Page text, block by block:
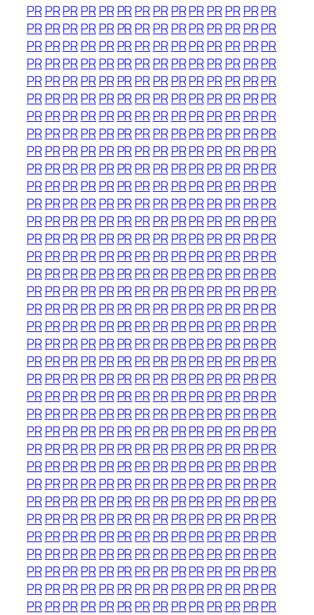
PRPRPRPRPR PRPRPRPRPRPRPR PRPR
PRPRPRPRPR PRPRPRPRPRPRPR PRPR
PRPRPRPRPR PRPRPRPRPRPRPR PRPR
PRPRPRPRPR PRPRPRPRPRPRPR PRPR
PRPRPRPRPR PRPRPRPRPRPRPR PRPR
PRPRPRPRPR PRPRPRPRPRPRPR PRPR
PRPRPRPRPR PRPRPRPRPRPRPR PRPR
PRPRPRPRPR PRPRPRPRPRPRPR PRPR
PRPRPRPRPR PRPRPRPRPRPRPR PRPR
PRPRPRPRPR PRPRPRPRPRPRPR PRPR
PRPRPRPRPR PRPRPRPRPRPRPR PRPR
PRPRPRPRPR PRPRPRPRPRPRPR PRPR
PRPRPRPRPR PRPRPRPRPRPRPR PRPR
PRPRPRPRPR PRPRPRPRPRPRPR PRPR
PRPRPRPRPR PRPRPRPRPRPRPR PRPR
PRPRPRPRPR PRPRPRPRPRPRPR PRPR
PRPRPRPRPR PRPRPRPRPRPRPR PRPR
PRPRPRPRPR PRPRPRPRPRPRPR PRPR
PRPRPRPRPR PRPRPRPRPRPRPR PRPR
PRPRPRPRPR PRPRPRPRPRPRPR PRPR
PRPRPRPRPR PRPRPRPRPRPRPR PRPR
PRPRPRPRPR PRPRPRPRPRPRPR PRPR
PRPRPRPRPR PRPRPRPRPRPRPR PRPR
PRPRPRPRPR PRPRPRPRPRPRPR PRPR
PRPRPRPRPR PRPRPRPRPRPRPR PRPR
PRPRPRPRPR PRPRPRPRPRPRPR PRPR
PRPRPRPRPR PRPRPRPRPRPRPR PRPR
PRPRPRPRPR PRPRPRPRPRPRPR PRPR
PRPRPRPRPR PRPRPRPRPRPRPR PRPR
PRPRPRPRPR PRPRPRPRPRPRPR PRPR
PRPRPRPRPR PRPRPRPRPRPRPR PRPR
PRPRPRPRPR PRPRPRPRPRPRPR PRPR
PRPRPRPRPR PRPRPRPRPRPRPR PRPR
PRPRPRPRPR PRPRPRPRPRPRPR PRPR
PRPRPRPRPR PRPRPRPRPRPRPR PRPR